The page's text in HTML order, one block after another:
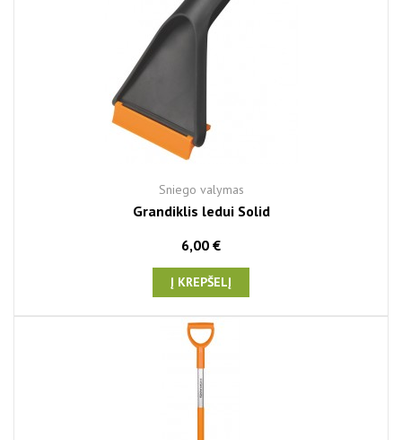
Sniego valymas
Grandiklis ledui Solid
6,00 €
Į KREPŠELĮ